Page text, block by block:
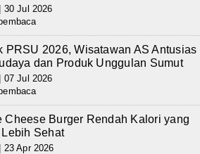
30 Jul 2026
PRSU 2026, Wisatawan AS Antusias
dan Produk Unggulan Sumut
07 Jul 2026
Cheese Burger Rendah Kalori yang
Lebih Sehat
23 Apr 2026